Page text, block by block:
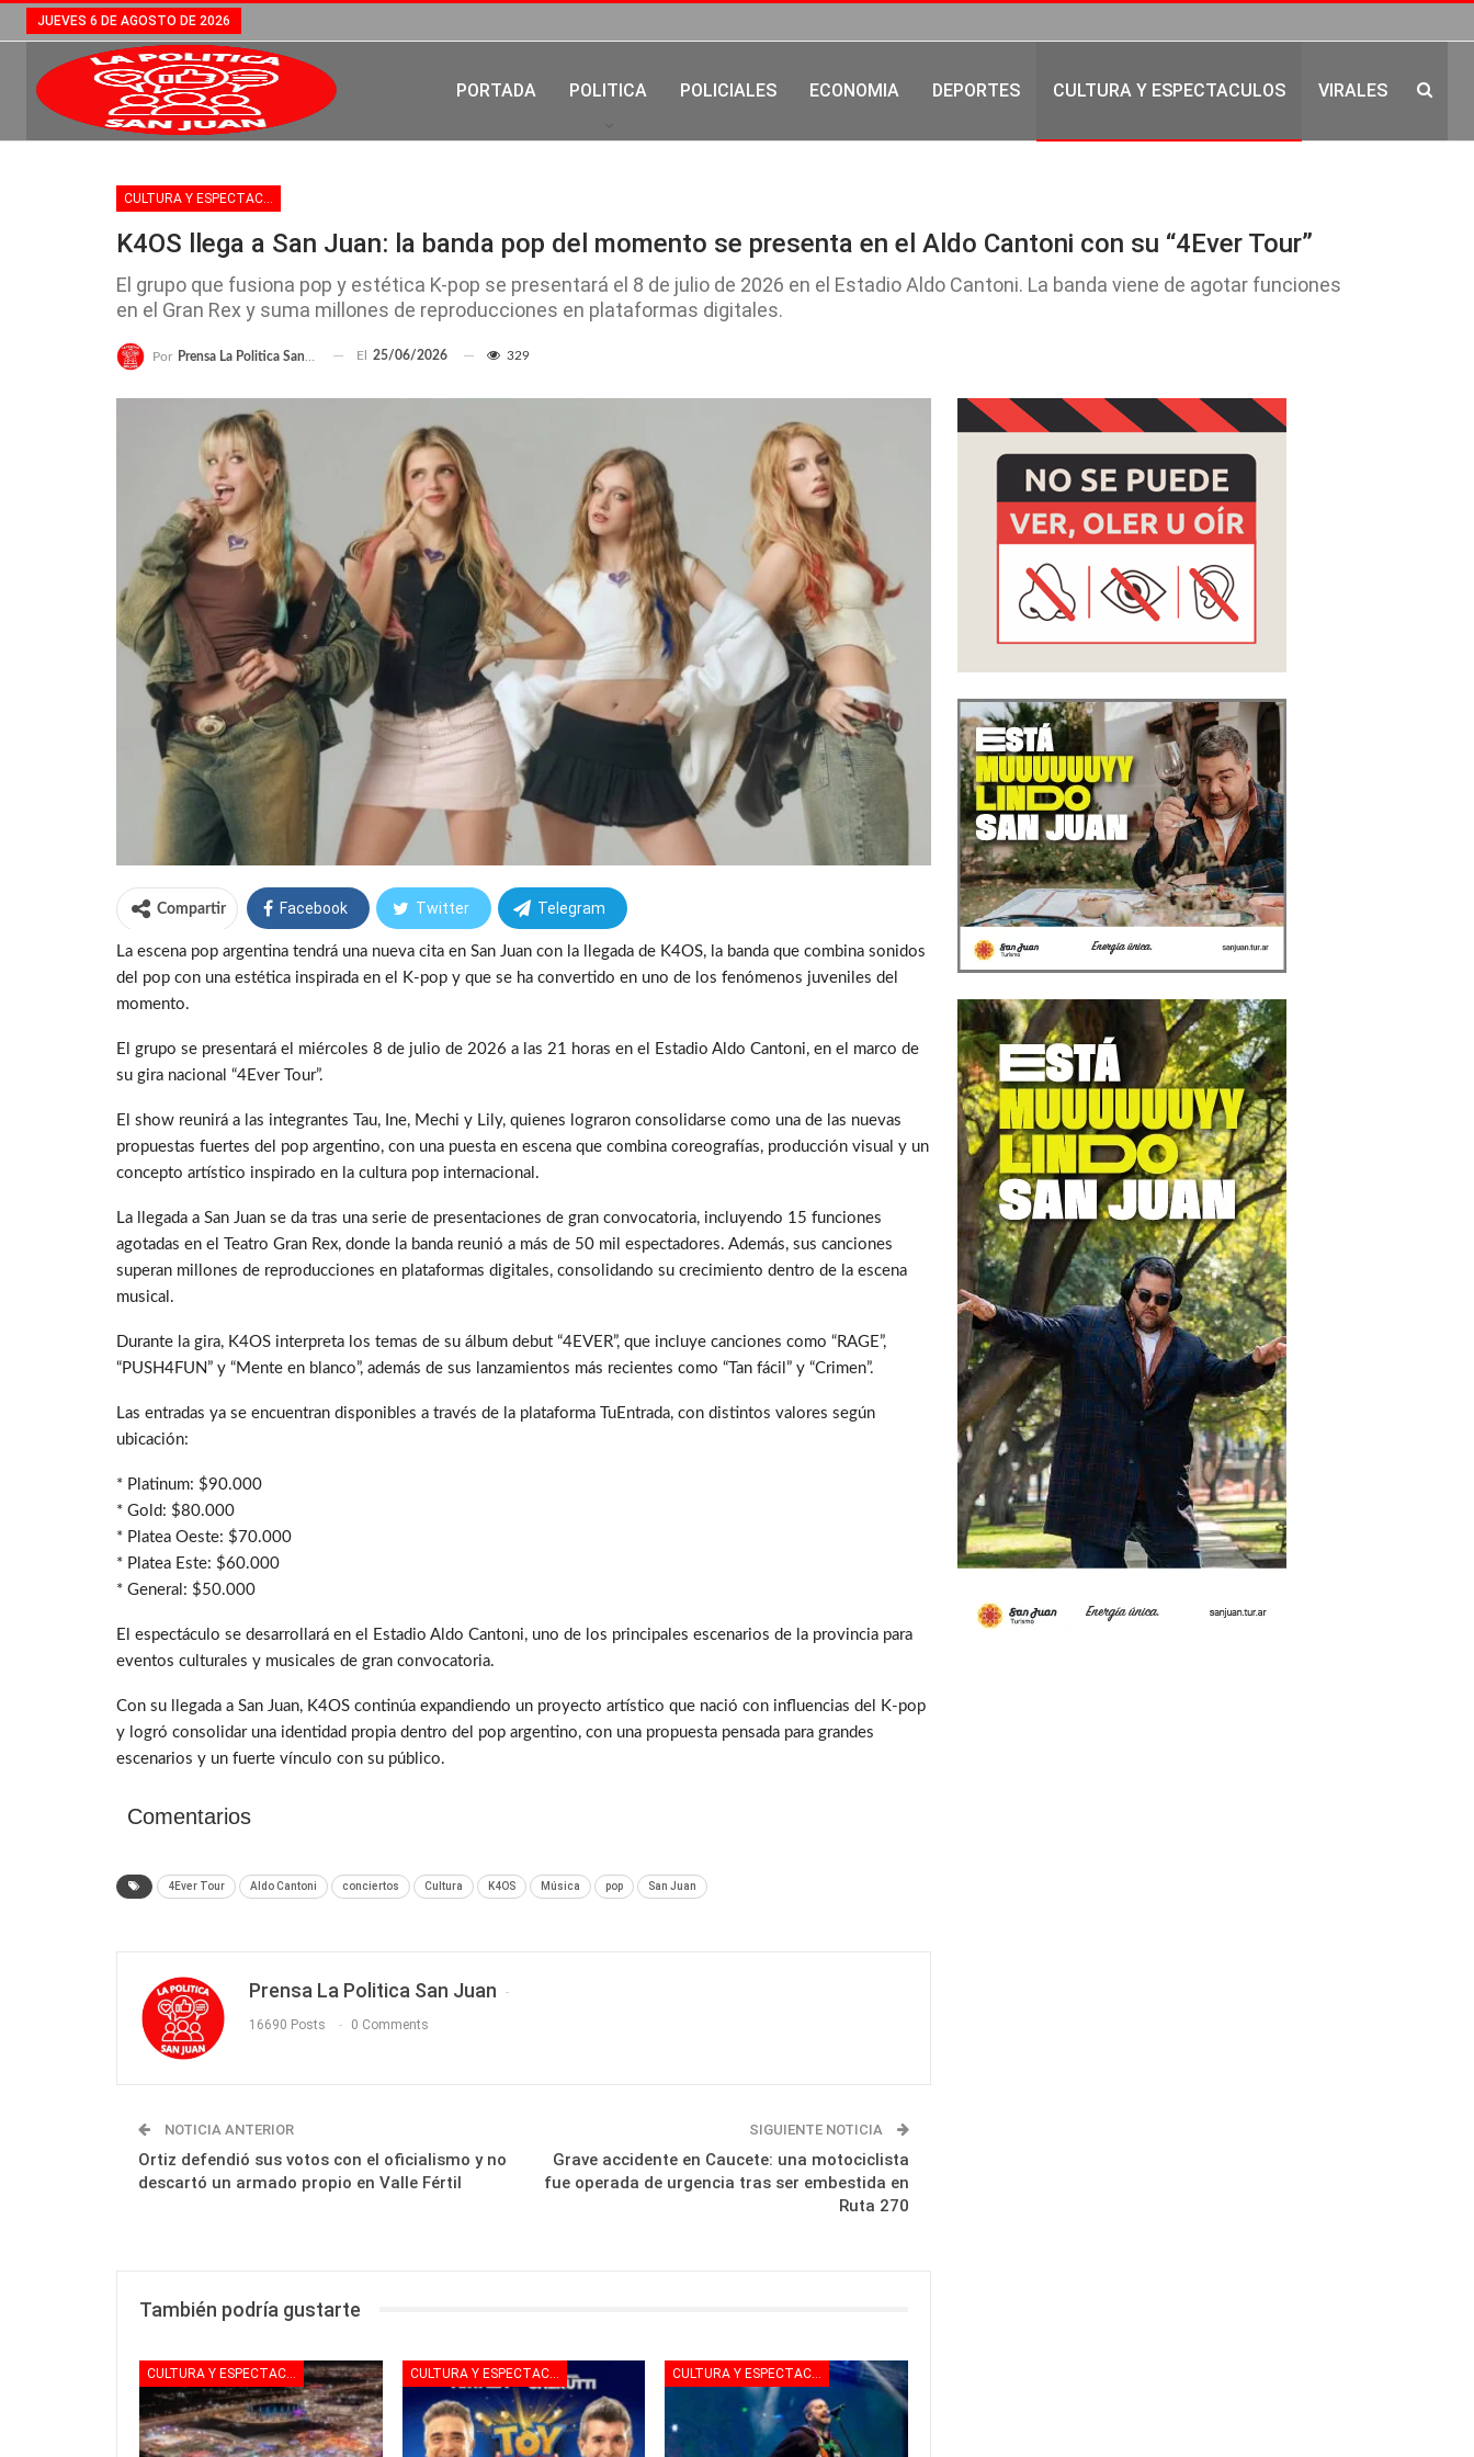
JUEVES 6 DE AGOSTO DE 2026
PORTADA POLITICA POLICIALES ECONOMIA DEPORTES CULTURA Y ESPECTACULOS VIRALES
CULTURA Y ESPECTACULOS
K4OS llega a San Juan: la banda pop del momento se presenta en el Aldo Cantoni con su “4Ever Tour”
El grupo que fusiona pop y estética K-pop se presentará el 8 de julio de 2026 en el Estadio Aldo Cantoni. La banda viene de agotar funciones
en el Gran Rex y suma millones de reproducciones en plataformas digitales.
Por Prensa La Politica San Juan El 25/06/2026 329
Compartir Facebook Twitter Telegram
La escena pop argentina tendrá una nueva cita en San Juan con la llegada de K4OS, la banda que combina sonidos
del pop con una estética inspirada en el K-pop y que se ha convertido en uno de los fenómenos juveniles del
momento.
El grupo se presentará el miércoles 8 de julio de 2026 a las 21 horas en el Estadio Aldo Cantoni, en el marco de
su gira nacional “4Ever Tour”.
El show reunirá a las integrantes Tau, Ine, Mechi y Lily, quienes lograron consolidarse como una de las nuevas
propuestas fuertes del pop argentino, con una puesta en escena que combina coreografías, producción visual y un
concepto artístico inspirado en la cultura pop internacional.
La llegada a San Juan se da tras una serie de presentaciones de gran convocatoria, incluyendo 15 funciones
agotadas en el Teatro Gran Rex, donde la banda reunió a más de 50 mil espectadores. Además, sus canciones
superan millones de reproducciones en plataformas digitales, consolidando su crecimiento dentro de la escena
musical.
Durante la gira, K4OS interpreta los temas de su álbum debut “4EVER”, que incluye canciones como “RAGE”,
“PUSH4FUN” y “Mente en blanco”, además de sus lanzamientos más recientes como “Tan fácil” y “Crimen”.
Las entradas ya se encuentran disponibles a través de la plataforma TuEntrada, con distintos valores según
ubicación:
* Platinum: $90.000
* Gold: $80.000
* Platea Oeste: $70.000
* Platea Este: $60.000
* General: $50.000
El espectáculo se desarrollará en el Estadio Aldo Cantoni, uno de los principales escenarios de la provincia para
eventos culturales y musicales de gran convocatoria.
Con su llegada a San Juan, K4OS continúa expandiendo un proyecto artístico que nació con influencias del K-pop
y logró consolidar una identidad propia dentro del pop argentino, con una propuesta pensada para grandes
escenarios y un fuerte vínculo con su público.
Comentarios
4Ever Tour Aldo Cantoni conciertos Cultura K4OS Música pop San Juan
Prensa La Politica San Juan
16690 Posts 0 Comments
NOTICIA ANTERIOR
Ortiz defendió sus votos con el oficialismo y no
descartó un armado propio en Valle Fértil
SIGUIENTE NOTICIA
Grave accidente en Caucete: una motociclista
fue operada de urgencia tras ser embestida en
Ruta 270
También podría gustarte
CULTURA Y ESPECTACULOS CULTURA Y ESPECTACULOS CULTURA Y ESPECTACULOS